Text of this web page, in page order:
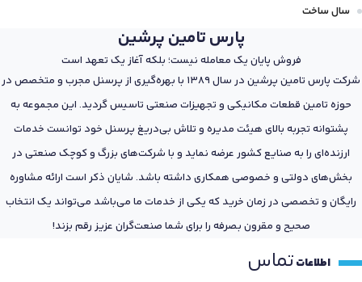
سال ساخت
پارس تامین پرشین
فروش پایان یک معامله نیست؛ بلکه آغاز یک تعهد است
شرکت پارس تامین پرشین در سال 1389 با بهره‌گیری از پرسنل مجرب و متخصص در
حوزه تامین قطعات مکانیکی و تجهیزات صنعتی تاسیس گردید. این مجموعه به
پشتوانه تجربه بالای هیئت مدیره و تلاش بی‌دریغ پرسنل خود توانست خدمات
ارزنده‌ای را به صنایع کشور عرضه نماید و با شرکت‌های بزرگ و کوچک صنعتی در
بخش‌های دولتی و خصوصی همکاری داشته باشد. شایان ذکر است ارائه مشاوره
رایگان و تخصصی در زمان خرید که یکی از خدمات ما می‌باشد می‌تواند یک انتخاب
صحیح و مقرون بصرفه را برای شما صنعت‌گران عزیز رقم بزند!
اطلاعاتتماس